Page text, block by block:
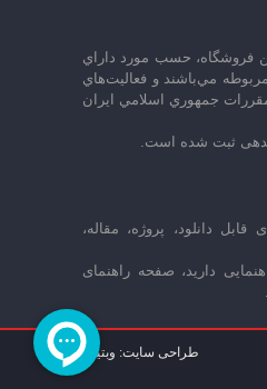
فروشگاه، حسب مورد داراي
مي‌باشند و فعاليت‌هاي
جمهوري اسلامي ايران
ثبت شده است.
دانلود، پروژه، مقاله،
دارید، صفحه راهنمای
طراحی سایت: وبتینا